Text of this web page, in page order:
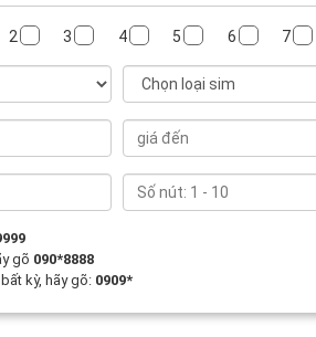
2 3 4 5 6 7
gõ 090*8888
kỳ, hãy gõ: 0909*